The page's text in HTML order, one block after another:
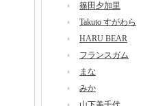
篠田夕加里
Takuto すがわら
HARU BEAR
フランスガム
まな
みか